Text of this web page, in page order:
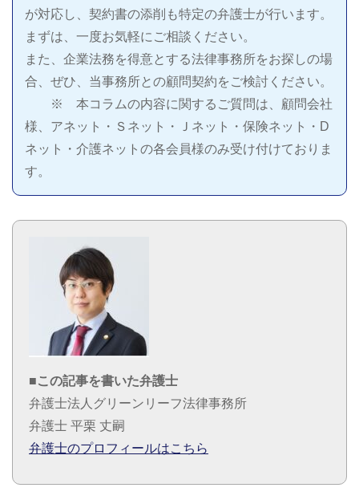
が対応し、契約書の添削も特定の弁護士が行います。
まずは、一度お気軽にご相談ください。
また、企業法務を得意とする法律事務所をお探しの場
合、ぜひ、当事務所との顧問契約をご検討ください。
※ 本コラムの内容に関するご質問は、顧問会社
様、アネット・Ｓネット・Ｊネット・保険ネット・D
ネット・介護ネットの各会員様のみ受け付けておりま
す。
■この記事を書いた弁護士
弁護士法人グリーンリーフ法律事務所
弁護士 平栗 丈嗣
弁護士のプロフィールはこちら